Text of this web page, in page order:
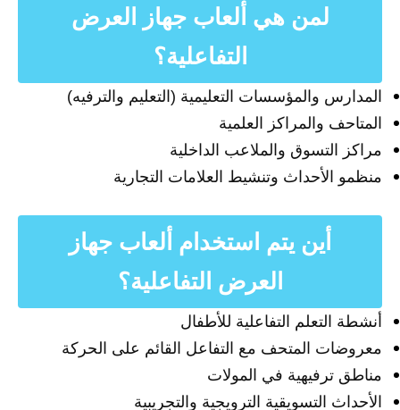
لمن هي ألعاب جهاز العرض
التفاعلية؟
المدارس والمؤسسات التعليمية (التعليم والترفيه)
المتاحف والمراكز العلمية
مراكز التسوق والملاعب الداخلية
منظمو الأحداث وتنشيط العلامات التجارية
أين يتم استخدام ألعاب جهاز
العرض التفاعلية؟
أنشطة التعلم التفاعلية للأطفال
معروضات المتحف مع التفاعل القائم على الحركة
مناطق ترفيهية في المولات
الأحداث التسويقية الترويجية والتجريبية